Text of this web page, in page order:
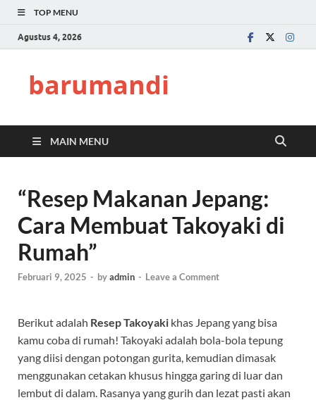
TOP MENU
Agustus 4, 2026
barumandi
MAIN MENU
“Resep Makanan Jepang:
Cara Membuat Takoyaki di
Rumah”
Februari 9, 2025 - byadmin - Leave a Comment
Berikut adalah Resep Takoyaki khas Jepang yang bisa
kamu coba di rumah! Takoyaki adalah bola-bola tepung
yang diisi dengan potongan gurita, kemudian dimasak
menggunakan cetakan khusus hingga garing di luar dan
lembut di dalam. Rasanya yang gurih dan lezat pasti akan